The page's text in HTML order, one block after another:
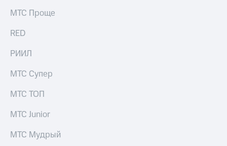
МТС Проще
RED
РИИЛ
МТС Супер
МТС ТОП
МТС Junior
МТС Мудрый